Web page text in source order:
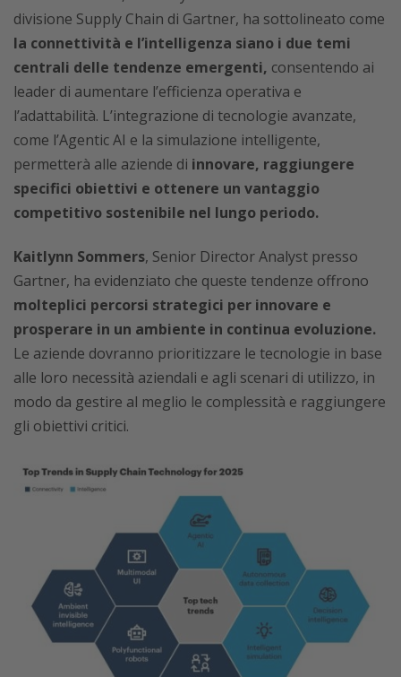
divisione Supply Chain di Gartner, ha sottolineato come
la connettività e l’intelligenza siano i due temi
centrali delle tendenze emergenti, consentendo ai
leader di aumentare l’efficienza operativa e
l’adattabilità. L’integrazione di tecnologie avanzate,
come l’Agentic AI e la simulazione intelligente,
permetterà alle aziende di innovare, raggiungere
specifici obiettivi e ottenere un vantaggio
competitivo sostenibile nel lungo periodo.
Kaitlynn Sommers, Senior Director Analyst presso
Gartner, ha evidenziato che queste tendenze offrono
molteplici percorsi strategici per innovare e
prosperare in un ambiente in continua evoluzione.
Le aziende dovranno prioritizzare le tecnologie in base
alle loro necessità aziendali e agli scenari di utilizzo, in
modo da gestire al meglio le complessità e raggiungere
gli obiettivi critici.